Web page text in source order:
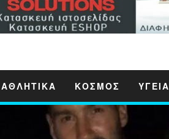
ΑΘΛΗΤΙΚΑ ΚΟΣΜΟΣ ΥΓΕΙΑ